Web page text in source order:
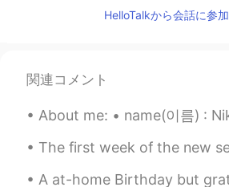
enjoy what I do for
JP EN
am glad you enjoy what
Anastasia アナスタシア
HelloTalkから会話に参
関連コメント
About me: • name(이름) : Niki🤗 • age(나이) : 19 • where are you from?(
The first week of the new semester is over! I've been working
A at-home Birthday but grateful for family, friends, flowers and